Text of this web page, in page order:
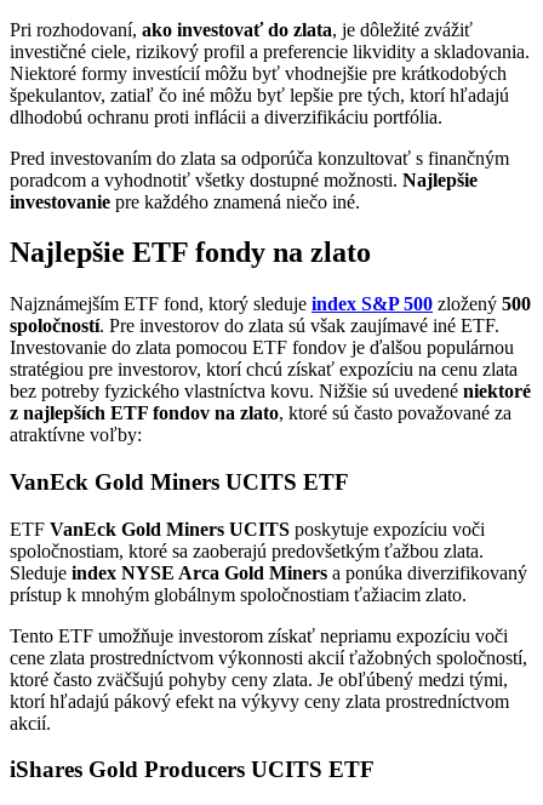
Pri rozhodovaní, ako investovať do zlata, je dôležité zvážiť
investičné ciele, rizikový profil a preferencie likvidity a skladovania.
Niektoré formy investícií môžu byť vhodnejšie pre krátkodobých
špekulantov, zatiaľ čo iné môžu byť lepšie pre tých, ktorí hľadajú
dlhodobú ochranu proti inflácii a diverzifikáciu portfólia.
Pred investovaním do zlata sa odporúča konzultovať s finančným
poradcom a vyhodnotiť všetky dostupné možnosti. Najlepšie
investovanie pre každého znamená niečo iné.
Najlepšie ETF fondy na zlato
Najznámejším ETF fond, ktorý sleduje index S&P 500 zložený 500
spoločností. Pre investorov do zlata sú však zaujímavé iné ETF.
Investovanie do zlata pomocou ETF fondov je ďalšou populárnou
stratégiou pre investorov, ktorí chcú získať expozíciu na cenu zlata
bez potreby fyzického vlastníctva kovu. Nižšie sú uvedené niektoré
z najlepších ETF fondov na zlato, ktoré sú často považované za
atraktívne voľby:
VanEck Gold Miners UCITS ETF
ETF VanEck Gold Miners UCITS poskytuje expozíciu voči
spoločnostiam, ktoré sa zaoberajú predovšetkým ťažbou zlata.
Sleduje index NYSE Arca Gold Miners a ponúka diverzifikovaný
prístup k mnohým globálnym spoločnostiam ťažiacim zlato.
Tento ETF umožňuje investorom získať nepriamu expozíciu voči
cene zlata prostredníctvom výkonnosti akcií ťažobných spoločností,
ktoré často zväčšujú pohyby ceny zlata. Je obľúbený medzi tými,
ktorí hľadajú pákový efekt na výkyvy ceny zlata prostredníctvom
akcií.
iShares Gold Producers UCITS ETF